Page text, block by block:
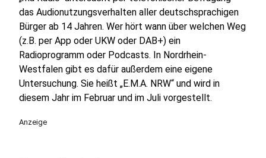
das Audionutzungsverhalten aller deutschsprachigen
Bürger ab 14 Jahren. Wer hört wann über welchen Weg
(z.B. per App oder UKW oder DAB+) ein
Radioprogramm oder Podcasts. In Nordrhein-
Westfalen gibt es dafür außerdem eine eigene
Untersuchung. Sie heißt „E.M.A. NRW“ und wird in
diesem Jahr im Februar und im Juli vorgestellt.
Anzeige